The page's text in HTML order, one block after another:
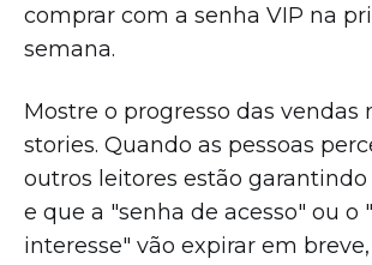
comprar com a senha VIP na
semana.
Mostre o progresso das vendas
stories. Quando as pessoas
outros leitores estão
e que a "senha de acesso" ou o
interesse" vão expirar em